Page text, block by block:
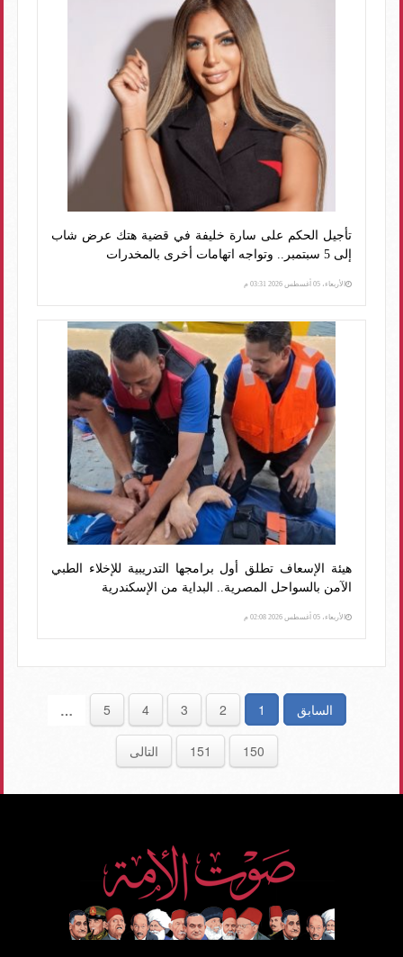
تأجيل الحكم على سارة خليفة في قضية هتك عرض شاب
إلى 5 سبتمبر.. وتواجه اتهامات أخرى بالمخدرات
الأربعاء، 05 أغسطس 2026 03:31 م
هيئة الإسعاف تطلق أول برامجها التدريبية للإخلاء الطبي
الآمن بالسواحل المصرية.. البداية من الإسكندرية
الأربعاء، 05 أغسطس 2026 02:08 م
السابق 1
2
3
4
5
…
150
151 التالى